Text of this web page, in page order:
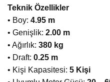
Teknik Özellikler
• Boy: 4.95 m
• Genişlik: 2.00 m
• Ağırlık: 380 kg
• Draft: 0.25 m
• Kişi Kapasitesi: 5 Kişi